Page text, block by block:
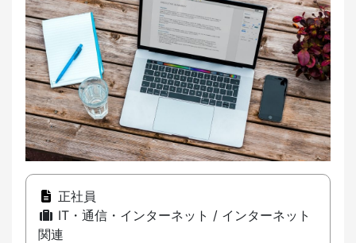
正社員
IT・通信・インターネット / インターネット
関連